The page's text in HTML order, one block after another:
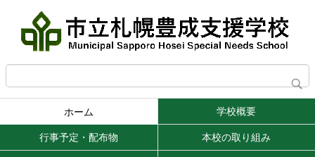
ホーム 学校概要
行事予定・配布物 本校の取り組み